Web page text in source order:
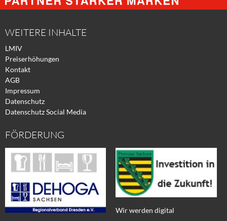
Facebook
Xing Twitter
WEITERE INHALTE
LMIV
Preiserhöhungen
Kontakt
AGB
Impressum
Datenschutz
Datenschutz Social Media
FÖRDERUNG
Wir werden digital